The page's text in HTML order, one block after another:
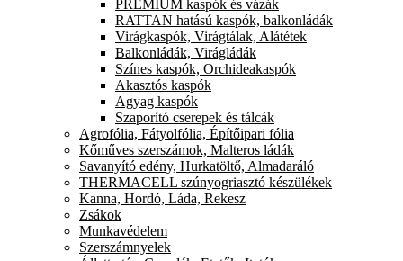
PRÉMIUM kaspók és vázák
RATTAN hatású kaspók, balkonládák
Virágkaspók, Virágtálak, Alátétek
Balkonládák, Virágládák
Színes kaspók, Orchideakaspók
Akasztós kaspók
Agyag kaspók
Szaporító cserepek és tálcák
Agrofólia, Fátyolfólia, Építőipari fólia
Kőműves szerszámok, Malteros ládák
Savanyító edény, Hurkatöltő, Almadaráló
THERMACELL szúnyogriasztó készülékek
Kanna, Hordó, Láda, Rekesz
Zsákok
Munkavédelem
Szerszámnyelek